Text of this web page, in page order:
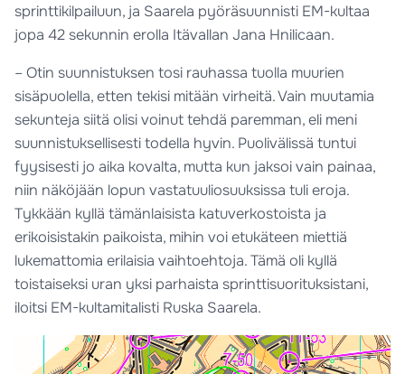
sprinttikilpailuun, ja Saarela pyöräsuunnisti EM-kultaa
jopa 42 sekunnin erolla Itävallan Jana Hnilicaan.
– Otin suunnistuksen tosi rauhassa tuolla muurien
sisäpuolella, etten tekisi mitään virheitä. Vain muutamia
sekunteja siitä olisi voinut tehdä paremman, eli meni
suunnistuksellisesti todella hyvin. Puolivälissä tuntui
fyysisesti jo aika kovalta, mutta kun jaksoi vain painaa,
niin näköjään lopun vastatuuliosuuksissa tuli eroja.
Tykkään kyllä tämänlaisista katuverkostoista ja
erikoisistakin paikoista, mihin voi etukäteen miettiä
lukemattomia erilaisia vaihtoehtoja. Tämä oli kyllä
toistaiseksi uran yksi parhaista sprinttisuorituksistani,
iloitsi EM-kultamitalisti Ruska Saarela.